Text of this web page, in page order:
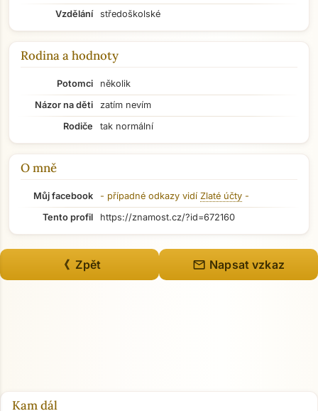
Vzdělání středoškolské
Rodina a hodnoty
Potomci
několik
Názor na děti
zatím nevím
Rodiče
tak normální
O mně
Můj facebook - případné odkazy vidí Zlaté účty -
Tento profil
https://znamost.cz/?id=672160
《 Zpět mail Napsat vzkaz
Kam dál